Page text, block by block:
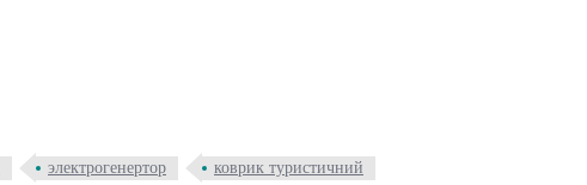
электрогенертор
коврик туристичний